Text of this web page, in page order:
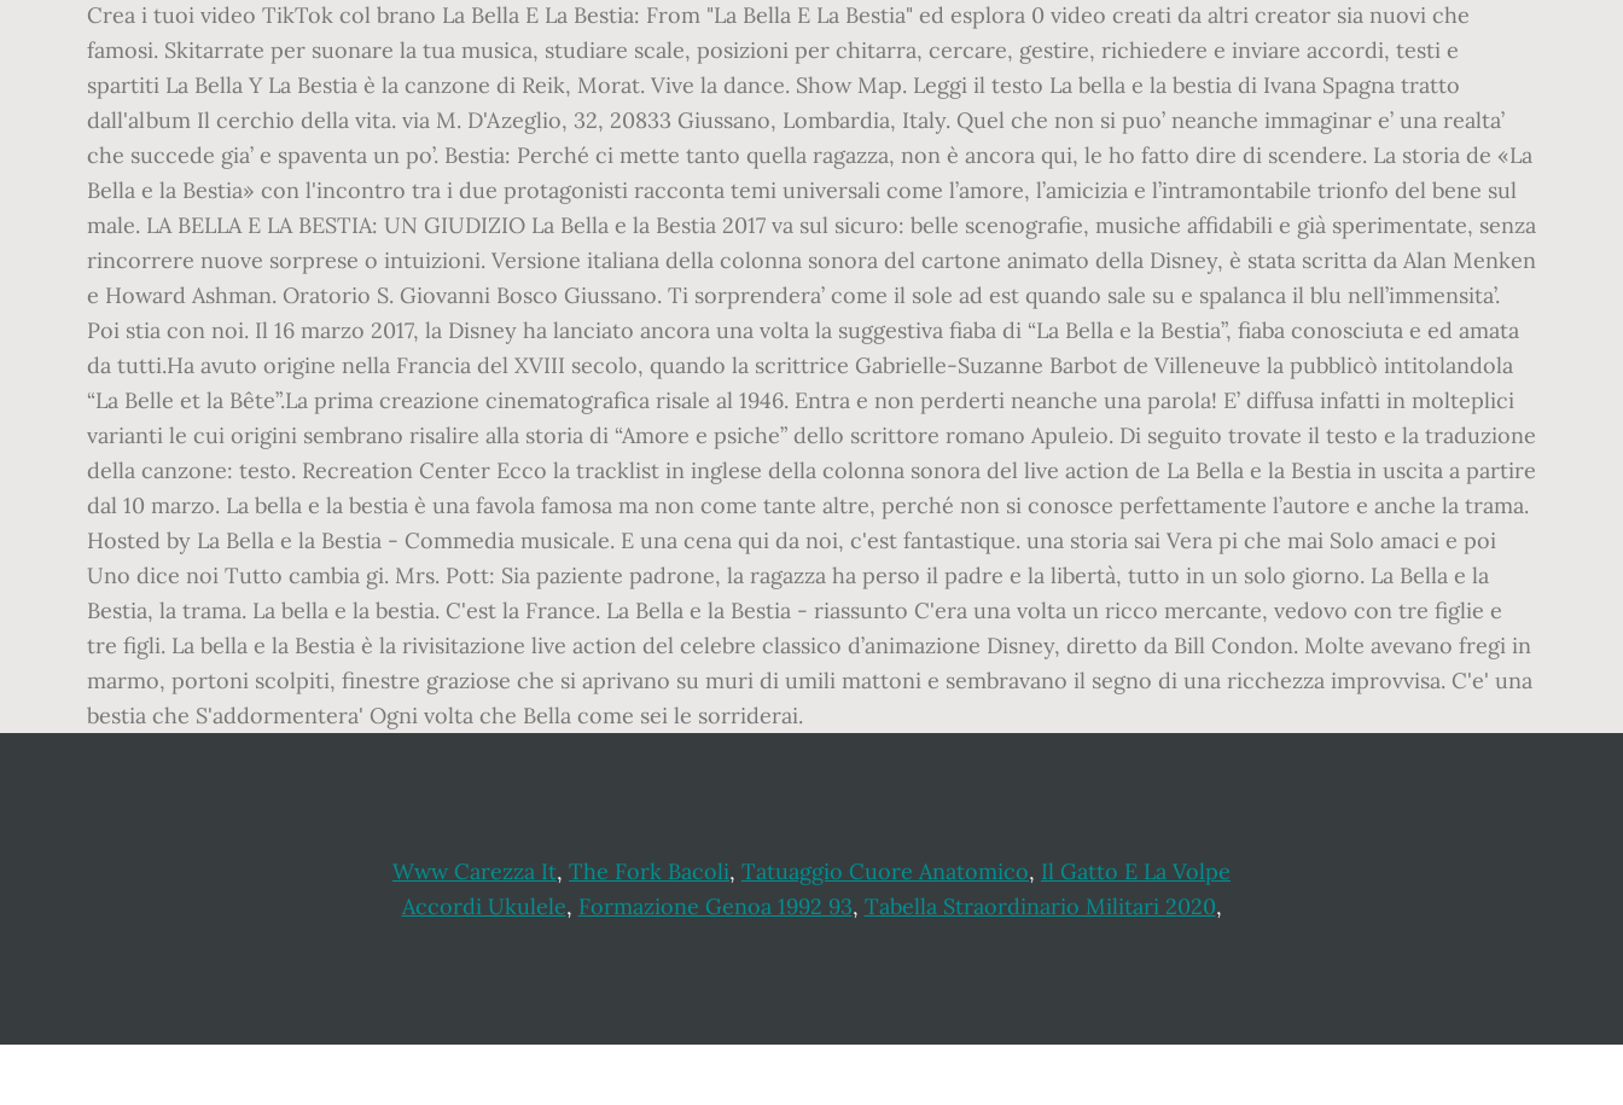
Crea i tuoi video TikTok col brano La Bella E La Bestia: From "La Bella E La Bestia" ed esplora 0 video creati da altri creator sia nuovi che
famosi. Skitarrate per suonare la tua musica, studiare scale, posizioni per chitarra, cercare, gestire, richiedere e inviare accordi, testi e
spartiti La Bella Y La Bestia è la canzone di Reik, Morat. Vive la dance. Show Map. Leggi il testo La bella e la bestia di Ivana Spagna tratto
dall'album Il cerchio della vita. via M. D'Azeglio, 32, 20833 Giussano, Lombardia, Italy. Quel che non si puo’ neanche immaginar e’ una realta’
che succede gia’ e spaventa un po’. Bestia: Perché ci mette tanto quella ragazza, non è ancora qui, le ho fatto dire di scendere. La storia de «La
Bella e la Bestia» con l'incontro tra i due protagonisti racconta temi universali come l’amore, l’amicizia e l’intramontabile trionfo del bene sul
male. LA BELLA E LA BESTIA: UN GIUDIZIO La Bella e la Bestia 2017 va sul sicuro: belle scenografie, musiche affidabili e già sperimentate, senza
rincorrere nuove sorprese o intuizioni. Versione italiana della colonna sonora del cartone animato della Disney, è stata scritta da Alan Menken
e Howard Ashman. Oratorio S. Giovanni Bosco Giussano. Ti sorprendera’ come il sole ad est quando sale su e spalanca il blu nell’immensita’.
Poi stia con noi. Il 16 marzo 2017, la Disney ha lanciato ancora una volta la suggestiva fiaba di “La Bella e la Bestia”, fiaba conosciuta e ed amata
da tutti.Ha avuto origine nella Francia del XVIII secolo, quando la scrittrice Gabrielle-Suzanne Barbot de Villeneuve la pubblicò intitolandola
“La Belle et la Bête”.La prima creazione cinematografica risale al 1946. Entra e non perderti neanche una parola! E’ diffusa infatti in molteplici
varianti le cui origini sembrano risalire alla storia di “Amore e psiche” dello scrittore romano Apuleio. Di seguito trovate il testo e la traduzione
della canzone: testo. Recreation Center Ecco la tracklist in inglese della colonna sonora del live action de La Bella e la Bestia in uscita a partire
dal 10 marzo. La bella e la bestia è una favola famosa ma non come tante altre, perché non si conosce perfettamente l’autore e anche la trama.
Hosted by La Bella e la Bestia - Commedia musicale. E una cena qui da noi, c'est fantastique. una storia sai Vera pi che mai Solo amaci e poi
Uno dice noi Tutto cambia gi. Mrs. Pott: Sia paziente padrone, la ragazza ha perso il padre e la libertà, tutto in un solo giorno. La Bella e la
Bestia, la trama. La bella e la bestia. C'est la France. La Bella e la Bestia - riassunto C'era una volta un ricco mercante, vedovo con tre figlie e
tre figli. La bella e la Bestia è la rivisitazione live action del celebre classico d’animazione Disney, diretto da Bill Condon. Molte avevano fregi in
marmo, portoni scolpiti, finestre graziose che si aprivano su muri di umili mattoni e sembravano il segno di una ricchezza improvvisa. C'e' una
bestia che S'addormentera' Ogni volta che Bella come sei le sorriderai.
Www Carezza It, The Fork Bacoli, Tatuaggio Cuore Anatomico, Il Gatto E La Volpe
Accordi Ukulele, Formazione Genoa 1992 93, Tabella Straordinario Militari 2020,